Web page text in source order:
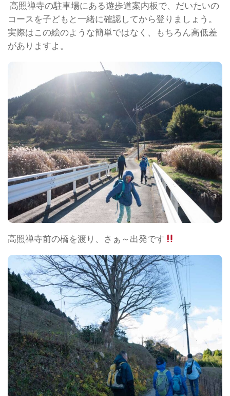
高照禅寺の駐車場にある遊歩道案内板で、だいたいの
コースを子どもと一緒に確認してから登りましょう。
実際はこの絵のような簡単ではなく、もちろん高低差
がありますよ。
高照禅寺前の橋を渡り、さぁ～出発です